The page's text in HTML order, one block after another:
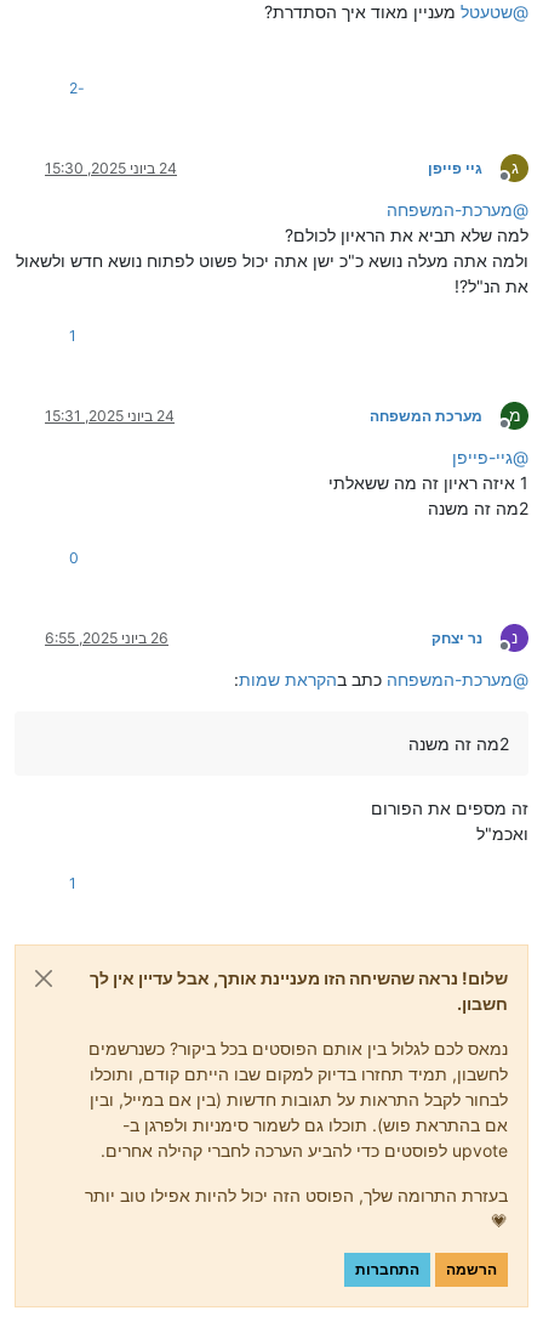
@שטעטל מעניין מאוד איך הסתדרת?
-2
ג
מנותק
גיי פייפן 24 ביוני 2025, 15:30
@מערכת-המשפחה
למה שלא תביא את הראיון לכולם?
ולמה אתה מעלה נושא כ"כ ישן אתה יכול פשוט לפתוח נושא חדש ולשאול
את הנ"ל?!
1
מ
מנותק
מערכת המשפחה 24 ביוני 2025, 15:31
@גיי-פייפן
1 איזה ראיון זה מה ששאלתי
2מה זה משנה
0
נ
מנותק
נר יצחק 26 ביוני 2025, 6:55
@מערכת-המשפחה כתב בהקראת שמות:
2מה זה משנה
זה מספים את הפורום
ואכמ"ל
1
שלום! נראה שהשיחה הזו מעניינת אותך, אבל עדיין אין לך
חשבון.
נמאס לכם לגלול בין אותם הפוסטים בכל ביקור? כשנרשמים
לחשבון, תמיד תחזרו בדיוק למקום שבו הייתם קודם, ותוכלו
לבחור לקבל התראות על תגובות חדשות (בין אם במייל, ובין
אם בהתראת פוש). תוכלו גם לשמור סימניות ולפרגן ב-
upvote לפוסטים כדי להביע הערכה לחברי קהילה אחרים.
בעזרת התרומה שלך, הפוסט הזה יכול להיות אפילו טוב יותר
💗
הרשמה התחברות